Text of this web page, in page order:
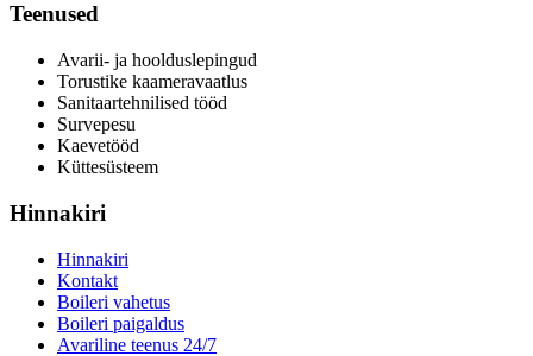
Teenused
Avarii- ja hoolduslepingud
Torustike kaameravaatlus
Sanitaartehnilised tööd
Survepesu
Kaevetööd
​Küttesüsteem
Hinnakiri
Hinnakiri
Kontakt
Boileri vahetus
Boileri paigaldus
Avariline teenus 24/7